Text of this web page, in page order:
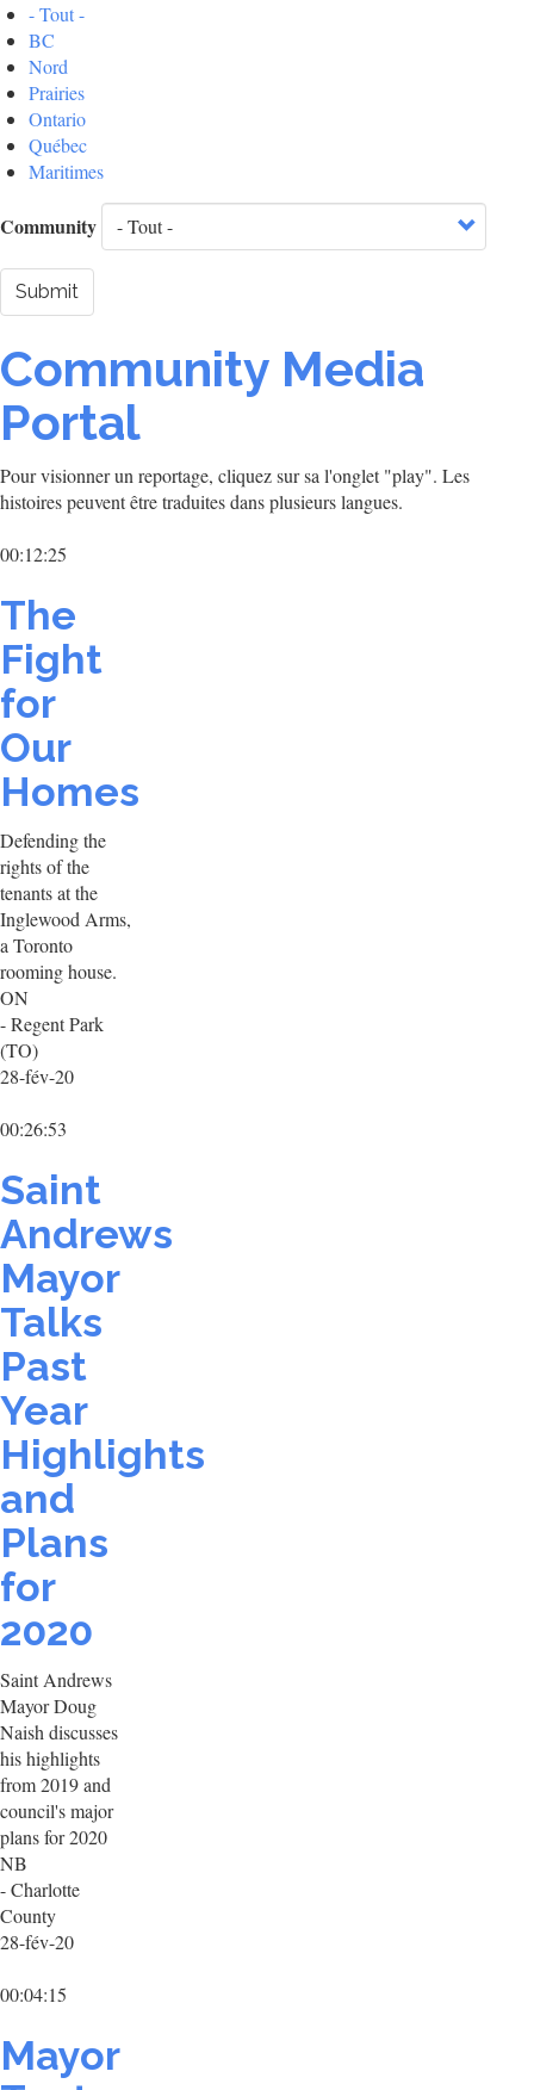
- Tout -
BC
Nord
Prairies
Ontario
Québec
Maritimes
Community
Submit
Community Media
Portal
Pour visionner un reportage, cliquez sur sa l'onglet "play". Les
histoires peuvent être traduites dans plusieurs langues.
00:12:25
The
Fight
for
Our
Homes
Defending the
rights of the
tenants at the
Inglewood Arms,
a Toronto
rooming house.
ON
- Regent Park
(TO)
28-fév-20
00:26:53
Saint
Andrews
Mayor
Talks
Past
Year
Highlights
and
Plans
for
2020
Saint Andrews
Mayor Doug
Naish discusses
his highlights
from 2019 and
council's major
plans for 2020
NB
- Charlotte
County
28-fév-20
00:04:15
Mayor